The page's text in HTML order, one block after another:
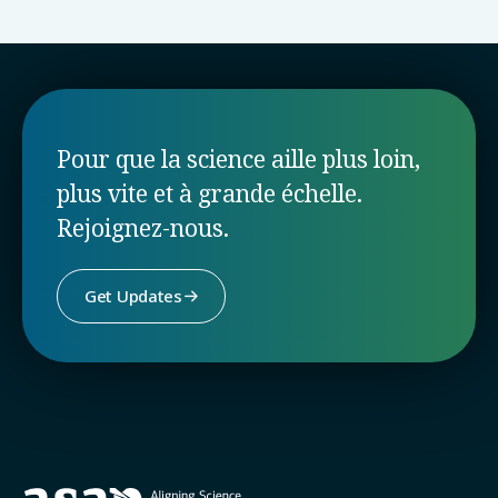
Pour que la science aille plus loin,
plus vite et à grande échelle.
Rejoignez-nous.
Get Updates